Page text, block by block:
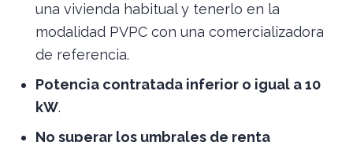
una vivienda habitual y tenerlo en la
modalidad PVPC con una comercializadora
de referencia.
Potencia contratada inferior o igual a 10
kW.
No superar los umbrales de renta